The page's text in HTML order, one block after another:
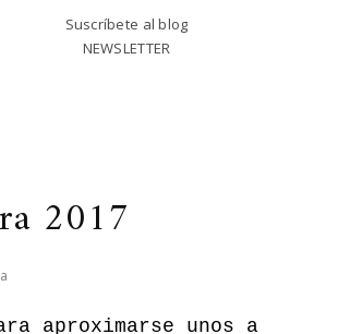
Suscríbete al blog
NEWSLETTER
2017
aproximarse unos a